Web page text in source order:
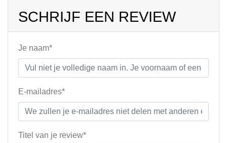
SCHRIJF EEN REVIEW
Je naam*
E-mailadres*
Titel van je review*